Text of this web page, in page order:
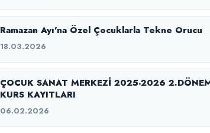
Ramazan Ayı’na Özel Çocuklarla Tekne Orucu
18.03.2026
ÇOCUK SANAT MERKEZİ 2025-2026
KURS KAYITLARI
06.02.2026